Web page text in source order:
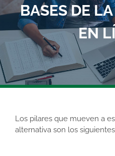
BASES DE
EN
Los pilares que mueven a
alternativa son los